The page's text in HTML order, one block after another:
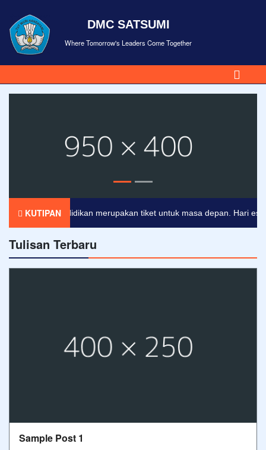
DMC SATSUMI
Where Tomorrow's Leaders Come Together
KUTIPAN
Pendidikan merupakan tiket untuk masa depan. Hari esok
Tulisan Terbaru
Sample Post 1